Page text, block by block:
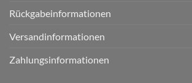
Rückgabeinformationen
Versandinformationen
Zahlungsinformationen